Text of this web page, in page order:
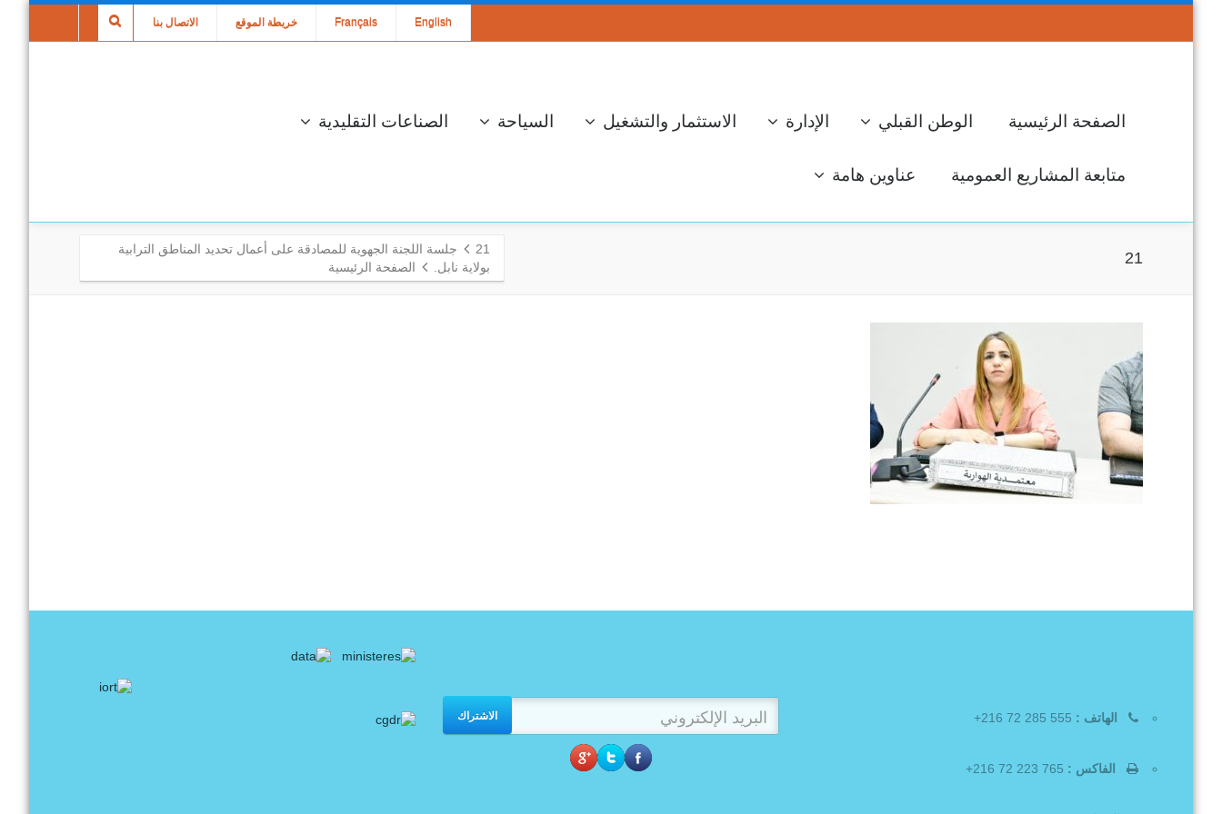
الاتصال بنا خريطة الموقع Français English
الصفحة الرئيسية الوطن القبلي الإدارة الاستثمار والتشغيل السياحة الصناعات التقليدية
متابعة المشاريع العمومية عناوين هامة
21
21
جلسة اللجنة الجهوية للمصادقة على أعمال تحديد المناطق الترابية
بولاية نابل.
الصفحة الرئيسية
الاشتراك الهاتف :
الفاكس :